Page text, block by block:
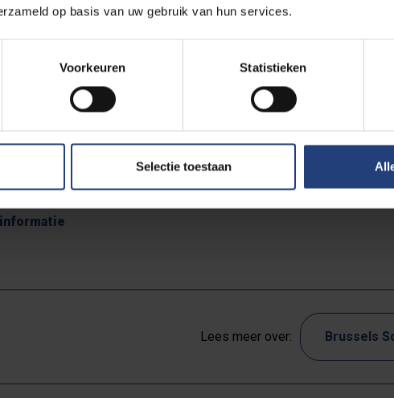
op basis van uw gebruik van hun services.
Voorkeuren Statistieken
Selectie toestaan
externe dimensies van de beleidsvorming van de EU, met
en duurzaamheid. Door middel van interactieve seminars en
als mondiale speler functioneert en verdiepen ze hun kennis van de EU-
Lees meer over: Brussels